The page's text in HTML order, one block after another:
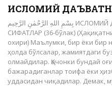
ИСЛОМИЙ
بِسْمِ اللهِ الرَّحْمٰنِ الرَّحِيم ИСЛОМИЙ ДАЪВАТНИ ЁЙИШ ВАЗИФАЛАР ВА
СИФАТЛАР (36-бўлак)
охири) Маълумки, бир ёки бир
ҳолда бўлсалар, жамиятдаги
олмайдилар. Қачонки бундай
бажарадиганлар тоифа ёки
уддасидан чиқадилар. Демак,